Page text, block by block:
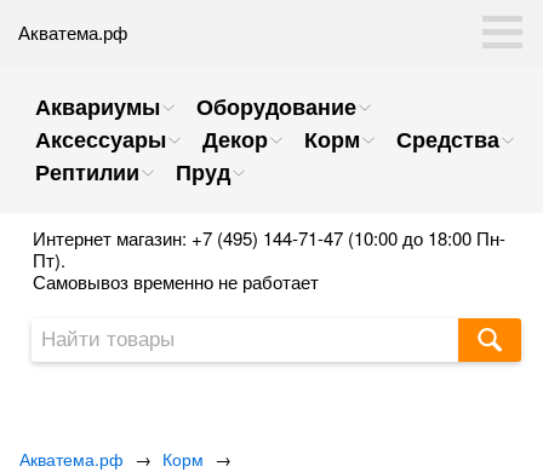
Акватема.рф
Аквариумы
Оборудование
Аксессуары
Декор Корм
Средства
Рептилии
Пруд
Интернет магазин: +7 (495) 144-71-47 (10:00 до 18:00 Пн-
Пт).
Самовывоз временно не работает
Акватема.рф → Корм →